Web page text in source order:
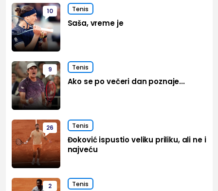
10 Tenis
Saša, vreme je
9 Tenis
Ako se po večeri dan poznaje...
26 Tenis
Đoković ispustio veliku priliku, ali ne i
najveću
2 Tenis